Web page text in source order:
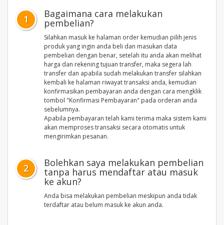
1 Bagaimana cara melakukan
pembelian?
Silahkan masuk ke halaman order kemudian pilih jenis
produk yang ingin anda beli dan masukan data
pembelian dengan benar, setelah itu anda akan melihat
harga dan rekening tujuan transfer, maka segera lah
transfer dan apabila sudah melakukan transfer silahkan
kembali ke halaman riwayat transaksi anda, kemudian
konfirmasikan pembayaran anda dengan cara mengklik
tombol "Konfirmasi Pembayaran" pada orderan anda
sebelumnya.
Apabila pembayaran telah kami terima maka sistem kami
akan memproses transaksi secara otomatis untuk
mengirimkan pesanan.
2 Bolehkan saya melakukan pembelian
tanpa harus mendaftar atau masuk
ke akun?
Anda bisa melakukan pembelian meskipun anda tidak
terdaftar atau belum masuk ke akun anda.